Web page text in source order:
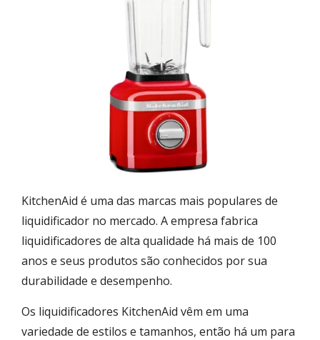
KitchenAid é uma das marcas mais populares de
liquidificador no mercado. A empresa fabrica
liquidificadores de alta qualidade há mais de 100
anos e seus produtos são conhecidos por sua
durabilidade e desempenho.
Os liquidificadores KitchenAid vêm em uma
variedade de estilos e tamanhos, então há um para